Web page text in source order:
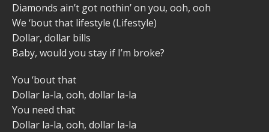
Diamonds ain’t got nothin’ on you, ooh, ooh
We ‘bout that lifestyle (Lifestyle)
Dollar, dollar bills
Baby, would you stay if I’m broke?
You ‘bout that
Dollar la-la, ooh, dollar la-la
You need that
Dollar la-la, ooh, dollar la-la